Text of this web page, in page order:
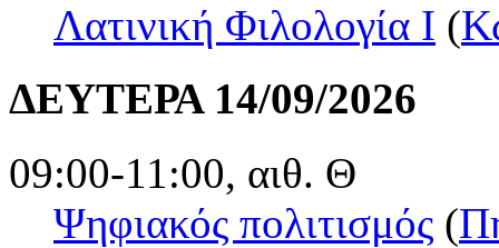
Λατινική Φιλολογία Ι (
ΔΕΥΤΕΡΑ 14/09/2026
09:00-11:00, αιθ. Θ
Ψηφιακός πολιτισμός (